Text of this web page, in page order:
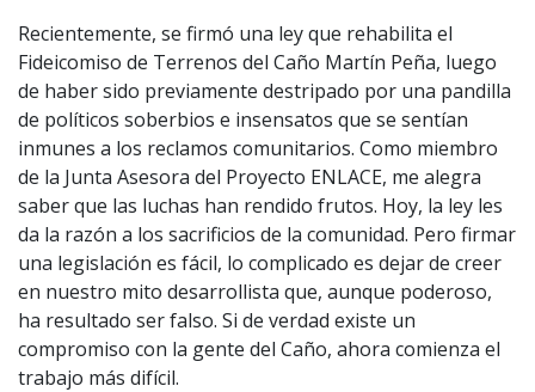
Recientemente, se firmó una ley que rehabilita el
Fideicomiso de Terrenos del Caño Martín Peña, luego
de haber sido previamente destripado por una pandilla
de políticos soberbios e insensatos que se sentían
inmunes a los reclamos comunitarios. Como miembro
de la Junta Asesora del Proyecto ENLACE, me alegra
saber que las luchas han rendido frutos. Hoy, la ley les
da la razón a los sacrificios de la comunidad. Pero firmar
una legislación es fácil, lo complicado es dejar de creer
en nuestro mito desarrollista que, aunque poderoso,
ha resultado ser falso. Si de verdad existe un
compromiso con la gente del Caño, ahora comienza el
trabajo más difícil.